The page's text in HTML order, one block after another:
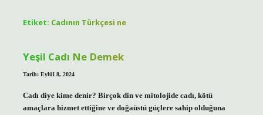
Etiket: Cadının Türkçesi ne
Yeşil Cadı Ne Demek
Tarih: Eylül 8, 2024
Cadı diye kime denir? Birçok din ve mitolojide cadı, kötü
amaçlara hizmet ettiğine ve doğaüstü güçlere sahip olduğuna